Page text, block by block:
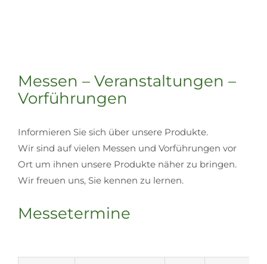
Messen – Veranstaltungen –
Vorführungen
Informieren Sie sich über unsere Produkte.
Wir sind auf vielen Messen und Vorführungen vor
Ort um ihnen unsere Produkte näher zu bringen.
Wir freuen uns, Sie kennen zu lernen.
Messetermine